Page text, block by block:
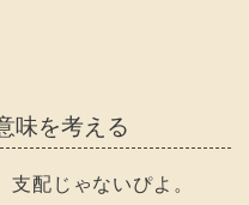
味を考える
配じゃないぴよ。